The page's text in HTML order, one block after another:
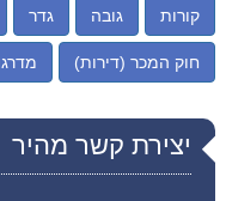
קורות גובה גדר
חוק המכר (דירות)
יצירת קשר מהיר